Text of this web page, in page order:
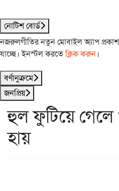
নোটিশ বোর্ড
নজরুলগীতির নতুন মোবাইল অ্যাপ প্রকাশ
যাচ্ছে। ইনস্টল করতেক্লিক করুন।
বর্ণানুক্রমে
জনপ্রিয়
হুল ফুটিয়ে
হায়